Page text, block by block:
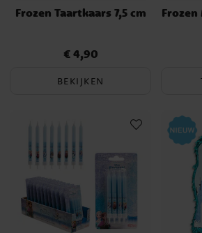
Frozen Taartkaars 7,5 cm
Prijs :€ 4,90
€ 4,90
BEKIJKEN